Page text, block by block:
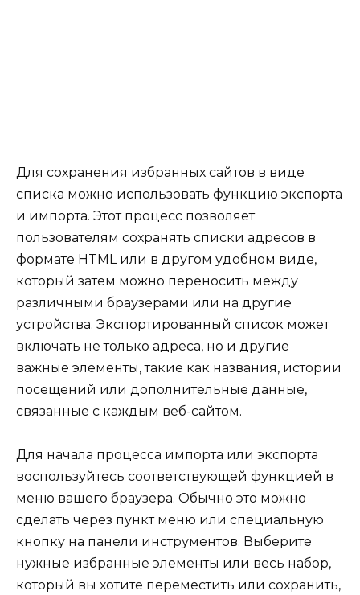
Для сохранения избранных сайтов в виде
списка можно использовать функцию экспорта
и импорта. Этот процесс позволяет
пользователям сохранять списки адресов в
формате HTML или в другом удобном виде,
который затем можно переносить между
различными браузерами или на другие
устройства. Экспортированный список может
включать не только адреса, но и другие
важные элементы, такие как названия, истории
посещений или дополнительные данные,
связанные с каждым веб-сайтом.
Для начала процесса импорта или экспорта
воспользуйтесь соответствующей функцией в
меню вашего браузера. Обычно это можно
сделать через пункт меню или специальную
кнопку на панели инструментов. Выберите
нужные избранные элементы или весь набор,
который вы хотите переместить или сохранить,